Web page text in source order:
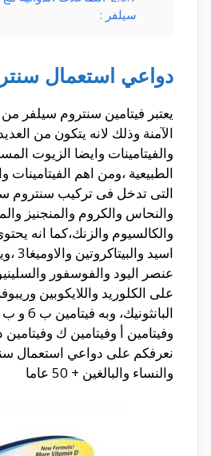
سيلفر :
دواعي استعمال
يعتبر فيتامين سنتروم سيلفر من
الآمنة وذلك لانه يتكون من
والفيتامينات وايضا الزيوت
الطبيعية ،ومن اهم الفيتامينات
التى تدخل فى تركيب سنتروم
والنحاس والكروم والمنجنيز
والكالسيوم والزنك،كما انه
اسيد
عنصر اليود والفوسفور
على الكلوريد واللايكوبين
وفيتامين أ وفيتامين ك
نعرفكم على دواعي استعمال
والنساء والبالغين + 50 عاما